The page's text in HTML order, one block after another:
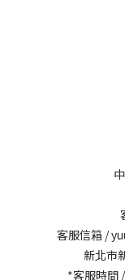
客服信箱 /
新北市
*客服時間